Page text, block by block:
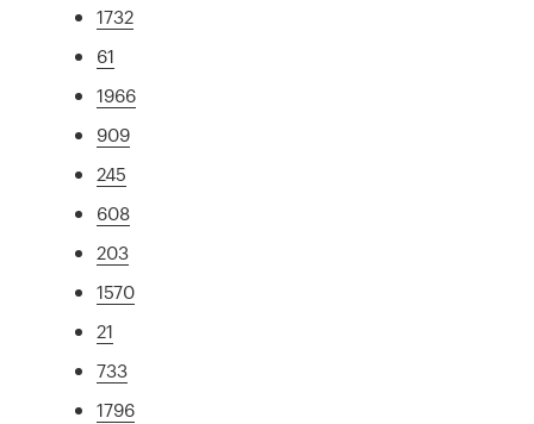
1732
61
1966
909
245
608
203
1570
21
733
1796